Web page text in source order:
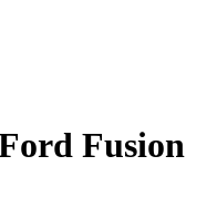
Fusion